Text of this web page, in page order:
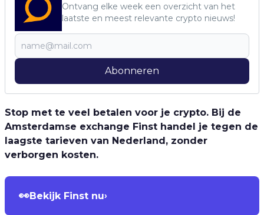
Ontvang elke week een overzicht van het
laatste en meest relevante crypto nieuws!
Abonneren
Stop met te veel betalen voor je crypto. Bij de
Amsterdamse exchange Finst handel je tegen de
laagste tarieven van Nederland, zonder
verborgen kosten.
👀Bekijk Finst nu›